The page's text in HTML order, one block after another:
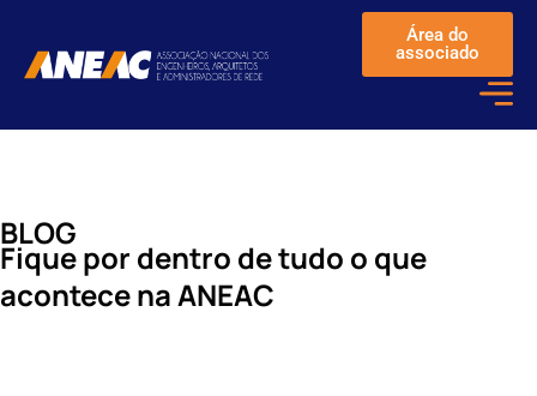
Área do
associado
BLOG
Fique por dentro de tudo o que
acontece na ANEAC